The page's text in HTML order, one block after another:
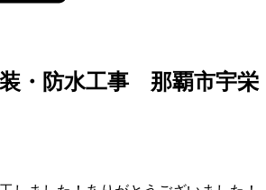
・防水工事 那覇市宇栄